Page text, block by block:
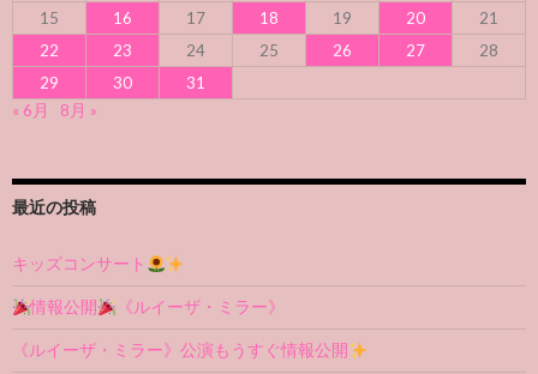
15
16 17 18 19 20
21
22
23 24 25 26 27
28
29
30
31
« 6月
8月 »
最近の投稿
キッズコンサート
情報公開 《ルイーザ・ミラー》
《ルイーザ・ミラー》公演もうすぐ情報公開